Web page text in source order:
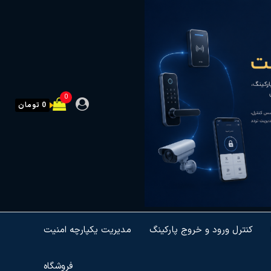
0
0 تومان
مدیریت یکپارچه امنیت کنترل ورود و خروج پارکینگ
فروشگاه